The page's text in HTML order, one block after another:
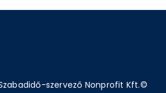
szervező Nonprofit Kft.©